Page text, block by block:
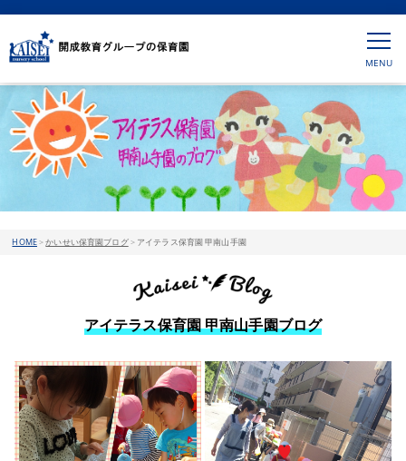
HOME>かいせい保育園ブログ> アイテラス保育園 甲南山手園
アイテラス保育園 甲南山手園ブログ